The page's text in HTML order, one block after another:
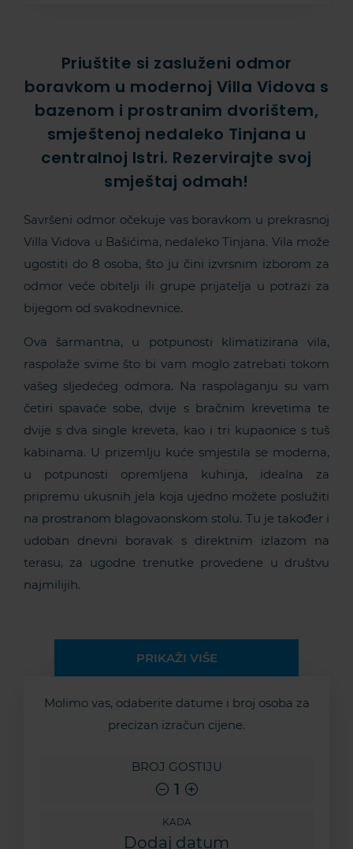
Priuštite si zasluženi odmor
boravkom u modernoj Villa Vidova s
bazenom i prostranim dvorištem,
smještenoj nedaleko Tinjana u
centralnoj Istri. Rezervirajte svoj
smještaj odmah!
Savršeni odmor očekuje vas boravkom u prekrasnoj
Villa Vidova u Bašićima, nedaleko Tinjana. Vila može
ugostiti do 8 osoba, što ju čini izvrsnim izborom za
odmor veće obitelji ili grupe prijatelja u potrazi za
bijegom od svakodnevnice.
Ova šarmantna, u potpunosti klimatizirana vila,
raspolaže svime što bi vam moglo zatrebati tokom
vašeg sljedećeg odmora. Na raspolaganju su vam
četiri spavaće sobe, dvije s bračnim krevetima te
dvije s dva single kreveta, kao i tri kupaonice s tuš
kabinama. U prizemlju kuće smjestila se moderna,
u potpunosti opremljena kuhinja, idealna za
pripremu ukusnih jela koja ujedno možete poslužiti
na prostranom blagovaonskom stolu. Tu je također i
udoban dnevni boravak s direktnim izlazom na
terasu, za ugodne trenutke provedene u društvu
najmilijih.
PRIKAŽI VIŠE
Molimo vas, odaberite datume i broj osoba za
precizan izračun cijene.
BROJ GOSTIJU
1
KADA